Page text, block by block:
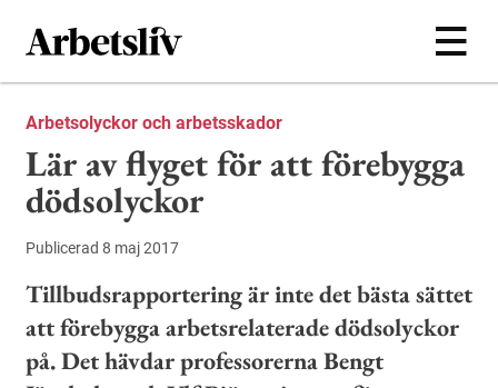
Hoppa till huvudinnehållet
Arbetsolyckor och arbetsskador
Lär av flyget för att förebygga
dödsolyckor
Publicerad 8 maj 2017
Tillbudsrapportering är inte det bästa sättet
att förebygga arbetsrelaterade dödsolyckor
på. Det hävdar professorerna Bengt